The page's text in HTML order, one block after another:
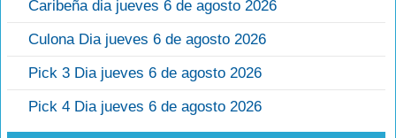
Caribeña dia jueves 6 de agosto 2026
Culona Dia jueves 6 de agosto 2026
Pick 3 Dia jueves 6 de agosto 2026
Pick 4 Dia jueves 6 de agosto 2026